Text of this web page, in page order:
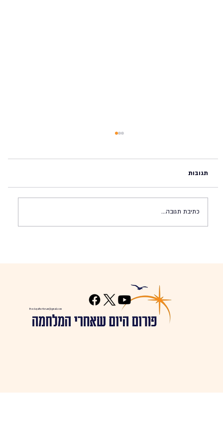
צופות קדימה: שיח מומחיות ב-22.5.24
תגובות
כתיבת תגובה...
thedayafterforum@gmail.com